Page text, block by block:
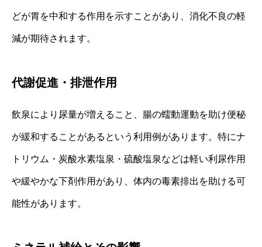
どが胃を中和する作用を示すことがあり、消化不良の軽
減が期待されます。
代謝促進・排泄作用
飲泉により尿量が増えること、腸の蠕動運動を助け便秘
が緩和することがあるという利用例があります。特にナ
トリウム・炭酸水素塩泉・硫酸塩泉などは軽い利尿作用
や緩やかな下剤作用があり、体内の毒素排出を助ける可
能性があります。